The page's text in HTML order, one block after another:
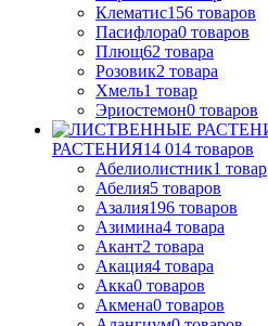
Клематис156 товаров
Пасифлора0 товаров
Плющ62 товара
Розовик2 товара
Хмель1 товар
Эриостемон0 товаров
РАСТЕНИЯ14 014 товаров
Абелиолистник1 товар
Абелия5 товаров
Азалия196 товаров
Азимина4 товара
Акант2 товара
Акация4 товара
Акка0 товаров
Акмена0 товаров